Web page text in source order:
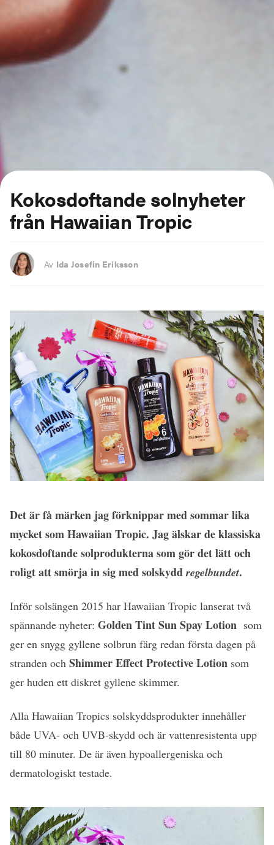
Kokosdoftande solnyheter
från Hawaiian Tropic
Av Ida Josefin Eriksson
Det är få märken jag förknippar med sommar lika
mycket som Hawaiian Tropic. Jag älskar de klassiska
kokosdoftande solprodukterna som gör det lätt och
roligt att smörja in sig med solskyddregelbundet.
Inför solsängen 2015 har Hawaiian Tropic lanserat två
spännande nyheter: Golden Tint Sun Spay Lotion som
ger en snygg gyllene solbrun färg redan första dagen på
stranden och Shimmer Effect Protective Lotion som
ger huden ett diskret gyllene skimmer.
Alla Hawaiian Tropics solskyddsprodukter innehåller
både UVA- och UVB-skydd och är vattenresistenta upp
till 80 minuter. De är även hypoallergeniska och
dermatologiskt testade.